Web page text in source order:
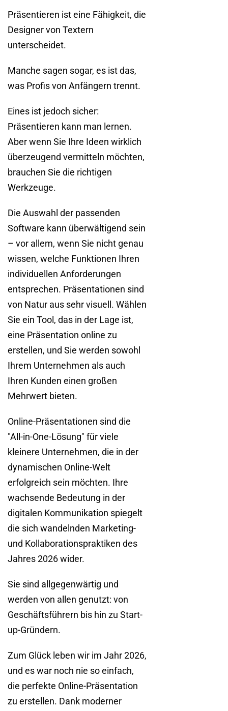
Präsentieren ist eine Fähigkeit, die
Designer von Textern
unterscheidet.
Manche sagen sogar, es ist das,
was Profis von Anfängern trennt.
Eines ist jedoch sicher:
Präsentieren kann man lernen.
Aber wenn Sie Ihre Ideen wirklich
überzeugend vermitteln möchten,
brauchen Sie die richtigen
Werkzeuge.
Die Auswahl der passenden
Software kann überwältigend sein
– vor allem, wenn Sie nicht genau
wissen, welche Funktionen Ihren
individuellen Anforderungen
entsprechen. Präsentationen sind
von Natur aus sehr visuell. Wählen
Sie ein Tool, das in der Lage ist,
eine Präsentation online zu
erstellen, und Sie werden sowohl
Ihrem Unternehmen als auch
Ihren Kunden einen großen
Mehrwert bieten.
Online-Präsentationen sind die
"All-in-One-Lösung" für viele
kleinere Unternehmen, die in der
dynamischen Online-Welt
erfolgreich sein möchten. Ihre
wachsende Bedeutung in der
digitalen Kommunikation spiegelt
die sich wandelnden Marketing-
und Kollaborationspraktiken des
Jahres 2026 wider.
Sie sind allgegenwärtig und
werden von allen genutzt: von
Geschäftsführern bis hin zu Start-
up-Gründern.
Zum Glück leben wir im Jahr 2026,
und es war noch nie so einfach,
die perfekte Online-Präsentation
zu erstellen. Dank moderner